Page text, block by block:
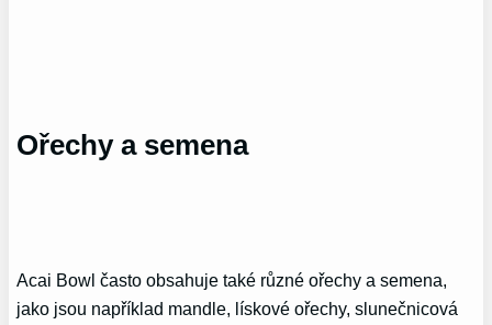
Ořechy a semena
Acai Bowl často obsahuje také různé ořechy a semena,
jako jsou například mandle, lískové ořechy, slunečnicová